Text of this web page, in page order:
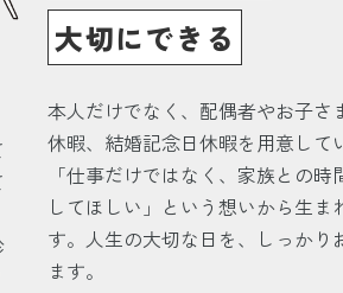
大切にできる
本人だけでなく、配偶者やお子さ
休暇、結婚記念日休暇を用意して
「仕事だけではなく、家族との時
してほしい」という想いから生ま
す。人生の大切な日を、しっかり
ます。